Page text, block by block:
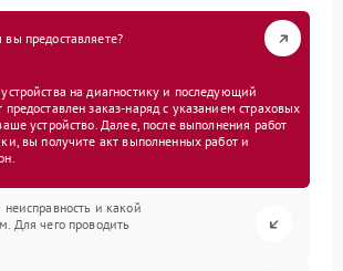
предоставляете?
на диагностику и последующий
заказ-наряд с указанием страховых
устройство. Далее, после выполнения работ
вы получите акт выполненных работ и
и какой
Для чего проводить